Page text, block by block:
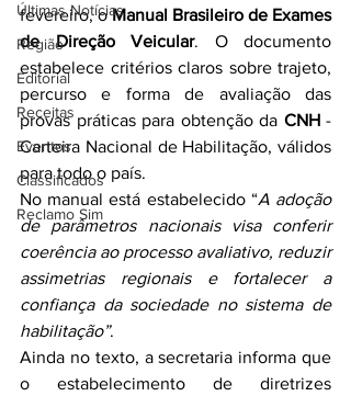
Últimas Notícias
Região
Editorial
Receitas
Eventos
Classificados
Reclamo Sim
fevereiro, o Manual Brasileiro de Exames
de Direção Veicular. O documento
estabelece critérios claros sobre trajeto,
percurso e forma de avaliação das
provas práticas para obtenção da CNH -
Carteira Nacional de Habilitação, válidos
para todo o país.
No manual está estabelecido “A adoção
de parâmetros nacionais visa conferir
coerência ao processo avaliativo, reduzir
assimetrias regionais e fortalecer a
confiança da sociedade no sistema de
habilitação”.
Ainda no texto, a secretaria informa que
o estabelecimento de diretrizes